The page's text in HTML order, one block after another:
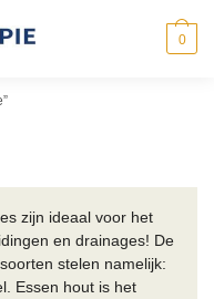
0
zijn ideaal voor het
en drainages! De
stelen namelijk:
Essen hout is het